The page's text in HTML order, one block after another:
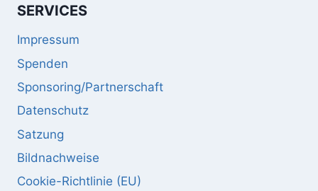
SERVICES
Impressum
Spenden
Sponsoring/Partnerschaft
Datenschutz
Satzung
Bildnachweise
Cookie-Richtlinie (EU)